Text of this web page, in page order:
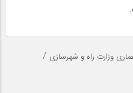
وزارت راه و شهرسازی /